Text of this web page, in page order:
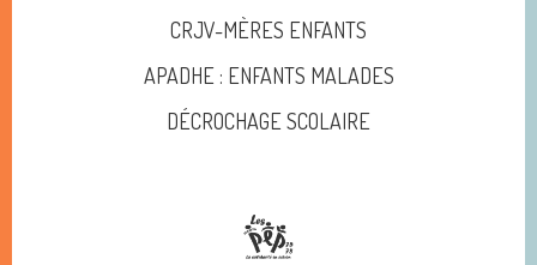
CRJV-MÈRES ENFANTS
APADHE : ENFANTS MALADES
DÉCROCHAGE SCOLAIRE